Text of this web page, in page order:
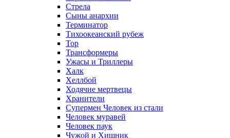
Стрела
Сыны анархии
Терминатор
Тихоокеанский рубеж
Тор
Трансформеры
Ужасы и Триллеры
Халк
Хеллбой
Ходячие мертвецы
Хранители
Супермен Человек из стали
Человек муравей
Человек паук
Чужой и Хищник